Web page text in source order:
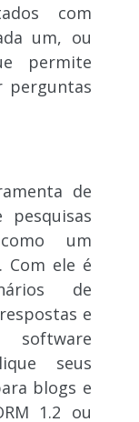
com
um, ou
permite
perguntas
de
pesquisas
um
Com ele é
de
e
software
seus
blogs e
1.2 ou